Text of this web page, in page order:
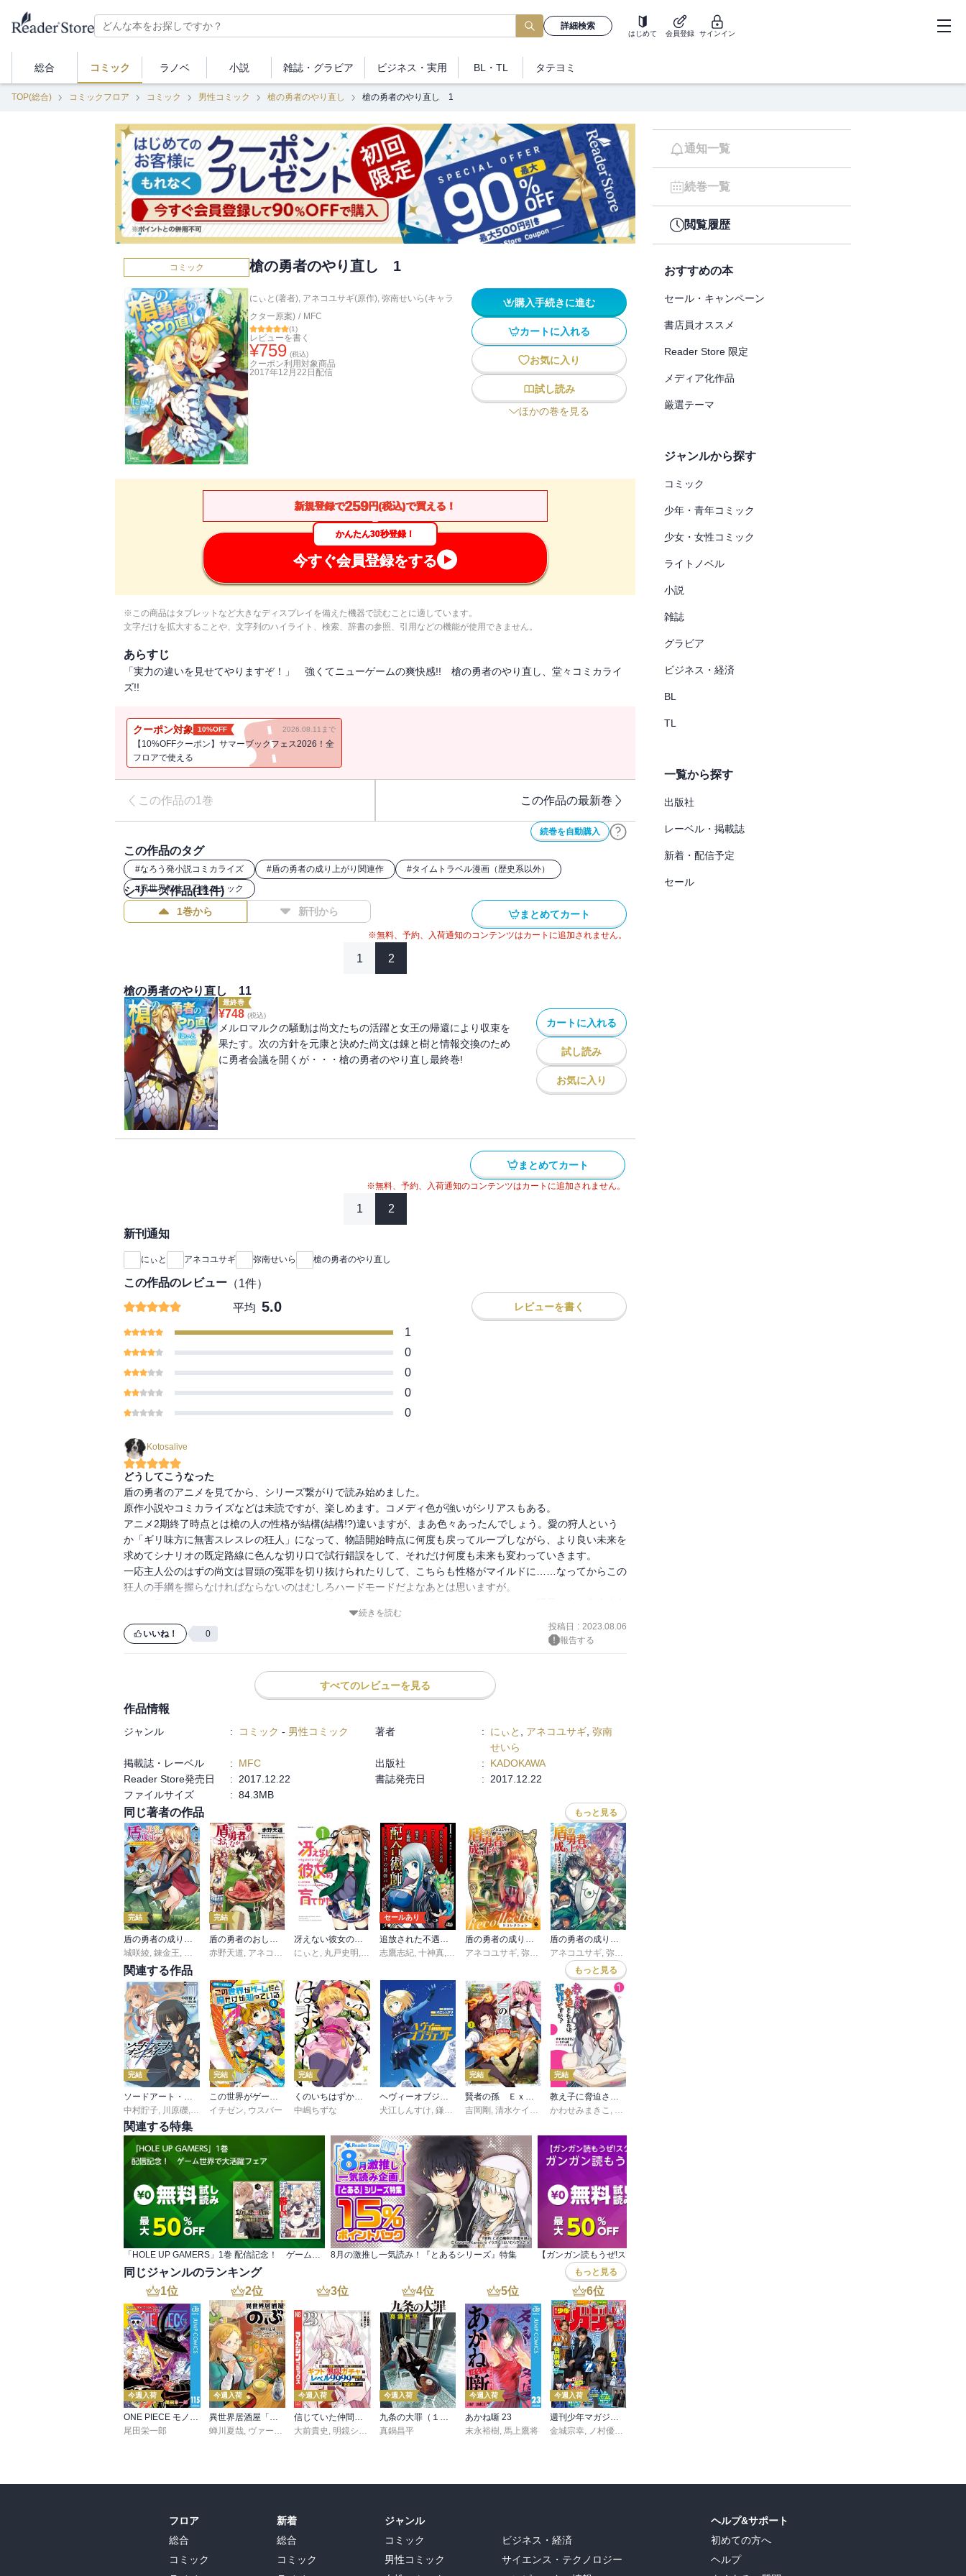
詳細検索
はじめて 会員登録 サインイン
総合 コミック ラノベ 小説 雑誌・ グラビア ビジネス ・実用 BL・TL タテヨミ
TOP(総合) コミックフロア コミック 男性コミック 槍の勇者のやり直し 槍の勇者のやり直し 1
コミック 槍の勇者のやり直し 1
にぃと(著者), アネコユサギ(原作), 弥南せいら(キャラ
クター原案) / MFC
(1)
レビューを書く
¥759 (税込)
クーポン利用対象商品
2017年12月22日 配信
購入手続きに進む
カートに入れる
お気に入り
試し読み
ほかの巻を見る
新規登録で259円(税込)で買える！
かんたん30秒登録！
今すぐ会員登録をする
※この商品はタブレットなど大きなディスプレイを備えた機器で読むことに適しています。
文字だけを拡大することや、文字列のハイライト、検索、辞書の参照、引用などの機能が使用できません。
あらすじ
「実力の違いを見せてやりますぞ！」 強くてニューゲームの爽快感!! 槍の勇者のやり直し、堂々コミカライ
ズ!!
クーポン対象 10%OFF 2026.08.11まで
【10%OFFクーポン】サマーブックフェス2026！全
フロアで使える
この作品の1巻 この作品の最新巻
続巻を自動購入
この作品のタグ
#なろう発小説コミカライズ #盾の勇者の成り上がり関連作 #タイムトラベル漫画（歴史系以外）
#異世界転生・召喚コミック
シリーズ作品(11件)
1巻から 新刊から まとめてカート
※無料、予約、入荷通知のコンテンツはカートに追加されません。
1 2
槍の勇者のやり直し 11
最終巻
¥748 (税込)
メルロマルクの騒動は尚文たちの活躍と女王の帰還により収束を
果たす。次の方針を元康と決めた尚文は錬と樹と情報交換のため
に勇者会議を開くが・・・槍の勇者のやり直し最終巻!
カートに入れる
試し読み
お気に入り
まとめてカート
※無料、予約、入荷通知のコンテンツはカートに追加されません。
1 2
新刊通知
にぃと アネコユサギ 弥南せいら 槍の勇者のやり直し
この作品のレビュー （1件）
平均 5.0 レビューを書く
1
0
0
0
0
Kotosalive
どうしてこうなった
盾の勇者のアニメを見てから、シリーズ繋がりで読み始めました。
原作小説やコミカライズなどは未読ですが、楽しめます。コメディ色が強いがシリアスもある。
アニメ2期終了時点とは槍の人の性格が結構(結構!?)違いますが、まあ色々あったんでしょう。愛の狩人という
か「ギリ味方に無害スレスレの狂人」になって、物語開始時点に何度も戻ってループしながら、より良い未来を
求めてシナリオの既定路線に色んな切り口で試行錯誤をして、それだけ何度も未来も変わっていきます。
一応主人公のはずの尚文は冒頭の冤罪を切り抜けられたりして、こちらも性格がマイルドに……なってからこの
狂人の手綱を握らなければならないのはむしろハードモードだよなあとは思いますが。
な仕掛けになっています。本編であれだけ苦戦した強敵たちが雑にサイレントキルされていたりするので、思わ
ずページを読む手が巻き戻ります。
続きを読む
いいね！ 0
投稿日 : 2023.08.06
報告する
すべてのレビューを見る
作品情報
ジャンル : コミック - 男性コミック 著者 : にぃと アネコユサギ 弥南
せいら
掲載誌・レーベル
: MFC 出版社 :
KADOKAWA
Reader Store発売日
: 2017.12.22 書誌発売日 :
2017.12.22
ファイルサイズ
: 84.3MB
同じ著者の作品 もっと見る
完結
盾の勇者の成り上がり ～ガールズサイドストーリー～ 1
城咲綾, 錬金王, アネコユサギ,弥南せいら
完結
盾の勇者のおしながき
赤野天道, アネコユサギ , 弥南せいら
冴えない彼女の育てかた ～ｅｇｏｉｓｔｉｃ‐ｌｉｌｙ～
にぃと , 丸戸史明 , 深崎暮人
セールあり
追放された不遇職『テイマー』ですが、2つ目の職業が万能職『配合術師』だったので俺だけの最強パーティを作ります
志鷹志紀, 十神真, 弥南せいら
盾の勇者の成り上がり リコレクション
アネコユサギ, 弥南せいら
盾の勇者の成り上がり
アネコユサギ,弥南せいら
関連する作品 もっと見る
完結
ソードアート・オンライン
中村貯子, 川原礫, ａｂｅｃ
完結
この世界がゲームだと俺だけが知っている
イチゼン, ウスバー
完結
くのいちはずかしい
中嶋ちずな
ヘヴィーオブジェクト
犬江しんすけ, 鎌池和馬 ,凪良
完結
賢者の孫 Ｅｘｔｒａ Ｓｔｏｒｙ
吉岡剛 , 清水ケイスケ ,菊池政治
完結
教え子に脅迫されるのは犯罪ですか？
かわせみまきこ , さがら総
関連する特集
「HOLE UP GAMERS」1巻 配信記念！ ゲーム世界で大活躍フェア 8月の激推し一気読み！『とあるシリーズ』特集
同じジャンルのランキング もっと見る
1位
今週入荷
尾田栄一郎
2位
今週入荷
蝉川夏哉, ヴァージニア二等兵 , 転
3位
今週入荷
大前貴史 ,明鏡シスイ ,ｔｅｆ
4位
今週入荷
真鍋昌平
5位
今週入荷
あかね噺 23
末永裕樹, 馬上鷹将
6位
今週入荷
金城宗幸
ノ村優介
通知一覧
続巻一覧
閲覧履歴
おすすめの本
セール・キャンペーン
書店員オススメ
Reader Store 限定
メディア化作品
厳選テーマ
ジャンルから探す
コミック
少年・青年コミック
少女・女性コミック
ライトノベル
小説
雑誌
グラビア
ビジネス・経済
BL
TL
一覧から探す
出版社
レーベル・掲載誌
新着・配信予定
セール
フロア
総合
コミック
新着
総合
コミック
ジャンル
コミック
男性コミック
ビジネス・経済
サイエンス・テクノロジー
ヘルプ&サポート
初めての方へ
ヘルプ